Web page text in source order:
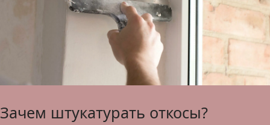
Зачем штукатурать откосы?